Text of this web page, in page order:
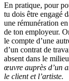
En pratique, pour
tu dois être engagé
une rémunération
de ton employeur.
le compte d’une
d’un contrat de
absent dans le
œuvre auprès d’un
le client et l’artiste.